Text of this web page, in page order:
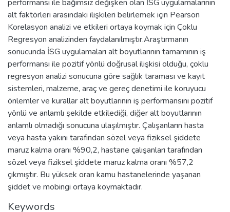
performansı ile bağımsız değişken olan İSG uygulamalarının
alt faktörleri arasındaki ilişkileri belirlemek için Pearson
Korelasyon analizi ve etkileri ortaya koymak için Çoklu
Regresyon analizinden faydalanılmıştır.Araştırmanın
sonucunda İSG uygulamaları alt boyutlarının tamamının iş
performansı ile pozitif yönlü doğrusal ilişkisi olduğu, çoklu
regresyon analizi sonucuna göre sağlık taraması ve kayıt
sistemleri, malzeme, araç ve gereç denetimi ile koruyucu
önlemler ve kurallar alt boyutlarının iş performansını pozitif
yönlü ve anlamlı şekilde etkilediği, diğer alt boyutlarının
anlamlı olmadığı sonucuna ulaşılmıştır. Çalışanların hasta
veya hasta yakını tarafından sözel veya fiziksel şiddete
maruz kalma oranı %90,2, hastane çalışanları tarafından
sözel veya fiziksel şiddete maruz kalma oranı %57,2
çıkmıştır. Bu yüksek oran kamu hastanelerinde yaşanan
şiddet ve mobingi ortaya koymaktadır.
Keywords